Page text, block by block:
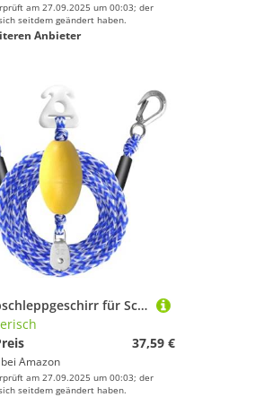
am 27.09.2025 um 00:03; der
seitdem geändert haben.
Anbieter
Bootsabschleppgeschirr für Schläuche – 4,8 m Marine-Abschleppseil – robuster Gurt mit Schwimmerkugel und Haken für Sicherheit Marine Festmacher Training Surfen Trailering Rennsport Skifahren Fluss
37,59 €
Amazon
am 27.09.2025 um 00:03; der
seitdem geändert haben.